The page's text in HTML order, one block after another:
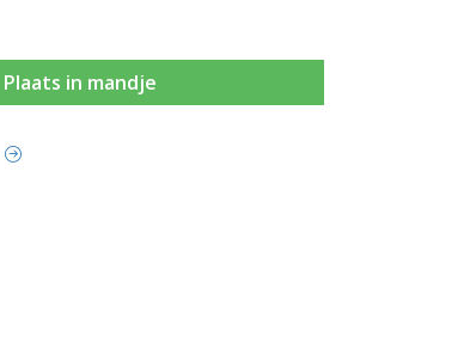
Plaats in mandje